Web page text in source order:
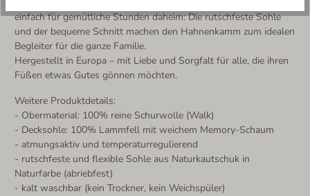
einfach für gemütliche Stunden daheim: Die rutschfeste Sohle
und der bequeme Schnitt machen den Hahnenkamm zum idealen
Begleiter für die ganze Familie.
Hergestellt in Europa – mit Liebe und Sorgfalt für alle, die ihren
Füßen etwas Gutes gönnen möchten.
Weitere Produktdetails:
- Obermaterial: 100% reine Schurwolle (Walk)
- Decksohle: 100% Lammfell mit weichem Memory-Schaum
- atmungsaktiv und temperaturregulierend
- rutschfeste und flexible Sohle aus Naturkautschuk in
Naturfarbe (abriebfest)
- kalt waschbar (kein Trockner, kein Weichspüler)